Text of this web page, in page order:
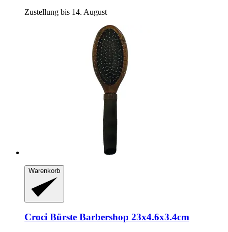
Zustellung bis 14. August
Warenkorb
Croci Bürste Barbershop 23x4.6x3.4cm